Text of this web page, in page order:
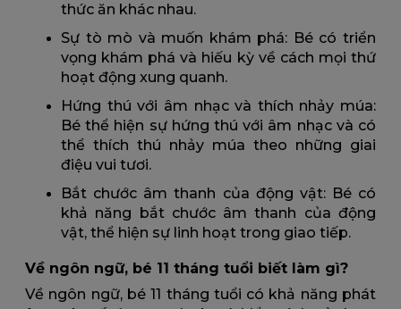
thức ăn khác nhau.
Sự tò mò và muốn khám phá: Bé có triển
vọng khám phá và hiếu kỳ về cách mọi thứ
hoạt động xung quanh.
Hứng thú với âm nhạc và thích nhảy múa:
Bé thể hiện sự hứng thú với âm nhạc và có
thể thích thú nhảy múa theo những giai
điệu vui tươi.
Bắt chước âm thanh của động vật: Bé có
khả năng bắt chước âm thanh của động
vật, thể hiện sự linh hoạt trong giao tiếp.
Về ngôn ngữ, bé 11 tháng tuổi biết làm gì?
Về ngôn ngữ, bé 11 tháng tuổi có khả năng phát